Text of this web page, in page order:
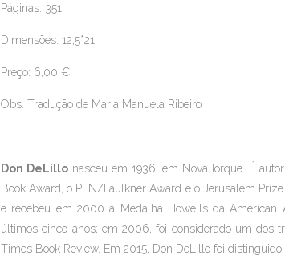
Páginas: 351
Dimensões: 12,5*21
Preço: 6,00 €
Obs. Tradução de Maria Manuela Ribeiro
Don DeLillo nasceu em 1936, em Nova Iorque. É
Book Award, o PEN/Faulkner Award e o Jerusalem Prize.
e recebeu em 2000 a Medalha Howells da
últimos cinco anos; em 2006, foi considerado um dos
Times Book Review. Em 2015, Don DeLillo foi